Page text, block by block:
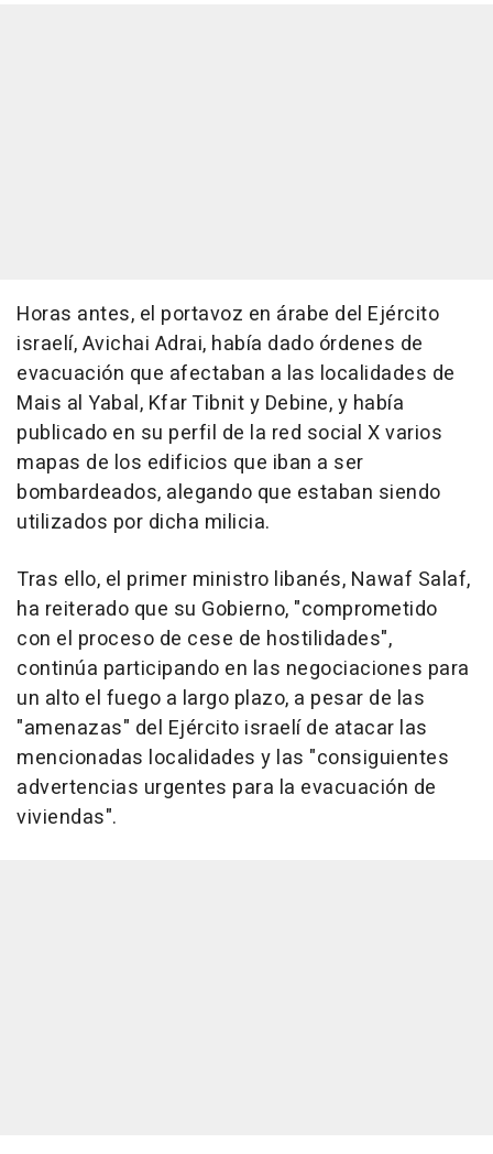
Horas antes, el portavoz en árabe del Ejército
israelí, Avichai Adrai, había dado órdenes de
evacuación que afectaban a las localidades de
Mais al Yabal, Kfar Tibnit y Debine, y había
publicado en su perfil de la red social X varios
mapas de los edificios que iban a ser
bombardeados, alegando que estaban siendo
utilizados por dicha milicia.
Tras ello, el primer ministro libanés, Nawaf Salaf,
ha reiterado que su Gobierno, "comprometido
con el proceso de cese de hostilidades",
continúa participando en las negociaciones para
un alto el fuego a largo plazo, a pesar de las
"amenazas" del Ejército israelí de atacar las
mencionadas localidades y las "consiguientes
advertencias urgentes para la evacuación de
viviendas".